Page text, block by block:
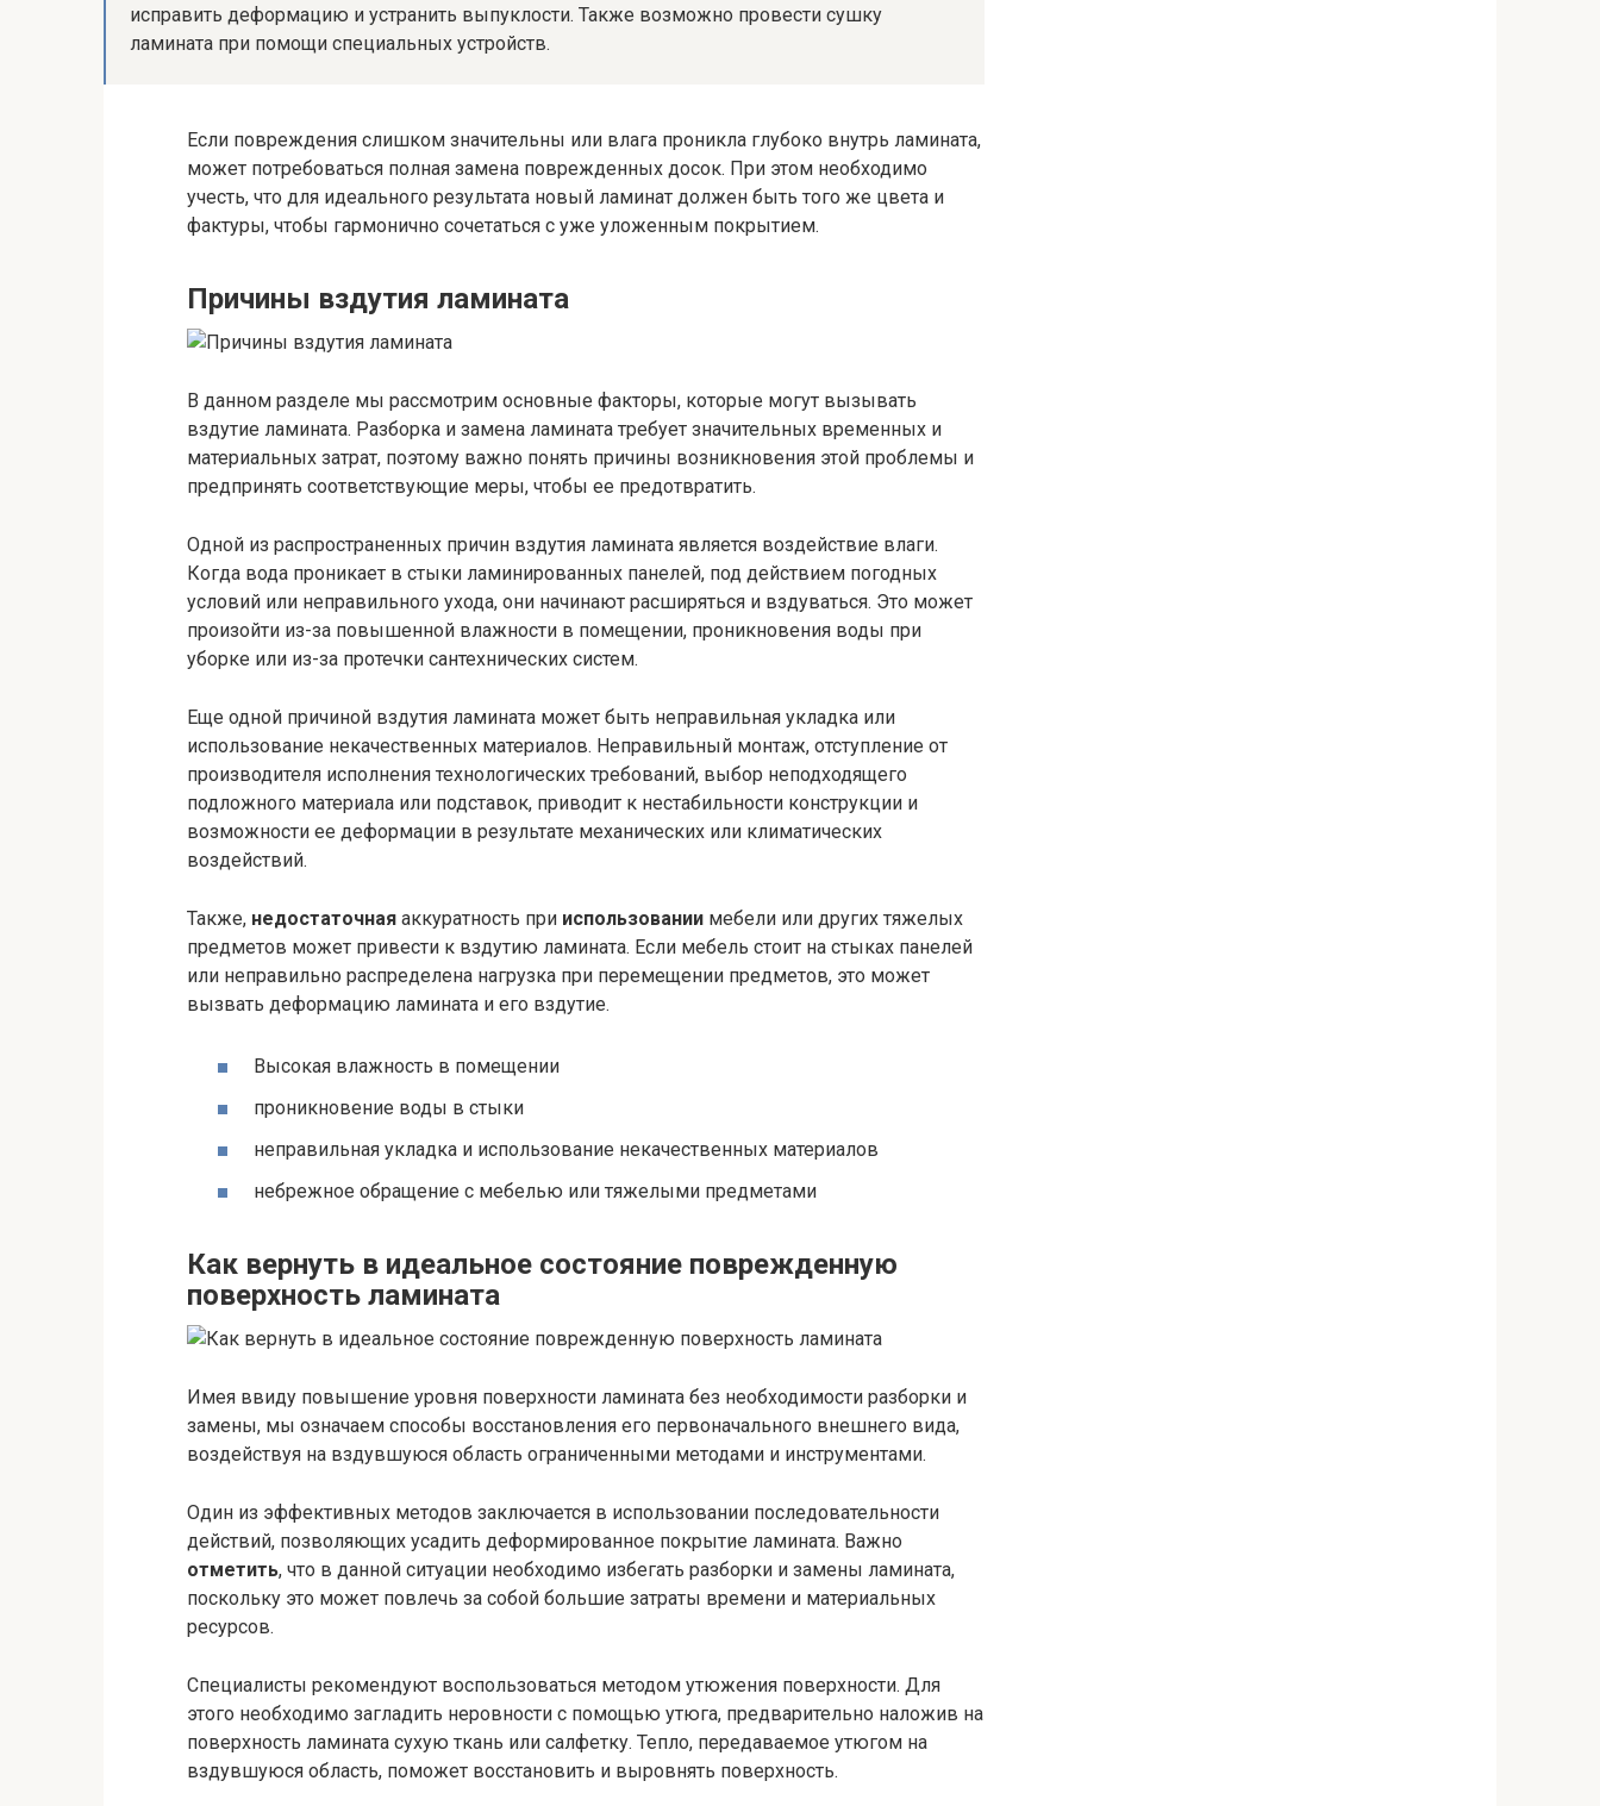
исправить деформацию и устранить выпуклости. Также возможно провести сушку
ламината при помощи специальных устройств.
Если повреждения слишком значительны или влага проникла глубоко внутрь ламината,
может потребоваться полная замена поврежденных досок. При этом необходимо
учесть, что для идеального результата новый ламинат должен быть того же цвета и
фактуры, чтобы гармонично сочетаться с уже уложенным покрытием.
Причины вздутия ламината
В данном разделе мы рассмотрим основные факторы, которые могут вызывать
вздутие ламината. Разборка и замена ламината требует значительных временных и
материальных затрат, поэтому важно понять причины возникновения этой проблемы и
предпринять соответствующие меры, чтобы ее предотвратить.
Одной из распространенных причин вздутия ламината является воздействие влаги.
Когда вода проникает в стыки ламинированных панелей, под действием погодных
условий или неправильного ухода, они начинают расширяться и вздуваться. Это может
произойти из-за повышенной влажности в помещении, проникновения воды при
уборке или из-за протечки сантехнических систем.
Еще одной причиной вздутия ламината может быть неправильная укладка или
использование некачественных материалов. Неправильный монтаж, отступление от
производителя исполнения технологических требований, выбор неподходящего
подложного материала или подставок, приводит к нестабильности конструкции и
возможности ее деформации в результате механических или климатических
воздействий.
Также, недостаточная аккуратность при использовании мебели или других тяжелых
предметов может привести к вздутию ламината. Если мебель стоит на стыках панелей
или неправильно распределена нагрузка при перемещении предметов, это может
вызвать деформацию ламината и его вздутие.
Высокая влажность в помещении
проникновение воды в стыки
неправильная укладка и использование некачественных материалов
небрежное обращение с мебелью или тяжелыми предметами
Как вернуть в идеальное состояние поврежденную
поверхность ламината
Имея ввиду повышение уровня поверхности ламината без необходимости разборки и
замены, мы означаем способы восстановления его первоначального внешнего вида,
воздействуя на вздувшуюся область ограниченными методами и инструментами.
Один из эффективных методов заключается в использовании последовательности
действий, позволяющих усадить деформированное покрытие ламината. Важно
отметить, что в данной ситуации необходимо избегать разборки и замены ламината,
поскольку это может повлечь за собой большие затраты времени и материальных
ресурсов.
Специалисты рекомендуют воспользоваться методом утюжения поверхности. Для
этого необходимо загладить неровности с помощью утюга, предварительно наложив на
поверхность ламината сухую ткань или салфетку. Тепло, передаваемое утюгом на
вздувшуюся область, поможет восстановить и выровнять поверхность.